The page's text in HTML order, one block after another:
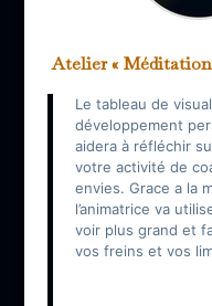
Atelier «
Le tableau de
développement
aidera à réfléchir
votre activité de
envies. Grace a la
l’animatrice va
voir plus grand et
vos freins et vos